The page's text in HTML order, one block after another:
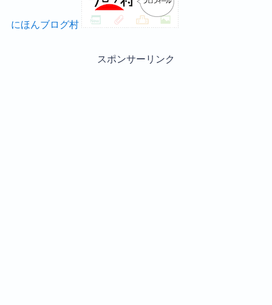
にほんブログ村
スポンサーリンク